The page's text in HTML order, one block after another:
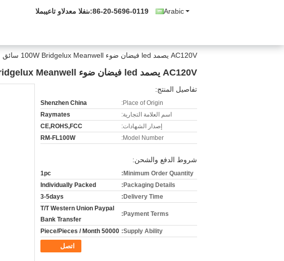
Arabic المبيعات والدعم الفنى:86-20-5696-0119
AC120V يصمد led فيضان ضوء 100W Bridgelux Meanwell سائق
AC120V يصمد led فيضان ضوء 100W Bridgelux Meanwell سائق
تفاصيل المنتج:
Place of Origin:
Shenzhen China
اسم العلامة التجارية:
Raymates
إصدار الشهادات:
CE,ROHS,FCC
Model Number:
RM-FL100W
شروط الدفع والشحن:
Minimum Order Quantity:
1pc
Packaging Details:
Individually Packed
Delivery Time:
3-5days
Payment Terms:
T/T Western Union Paypal
Bank Transfer
Supply Ability:
50000 Piece/Pieces / Month
اتصل